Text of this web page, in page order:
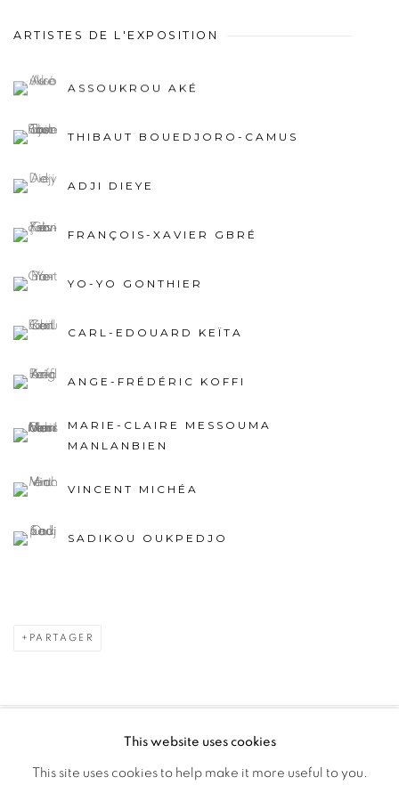
ARTISTES DE L'EXPOSITION
ASSOUKROU AKÉ
THIBAUT BOUEDJORO-CAMUS
ADJI DIEYE
FRANÇOIS-XAVIER GBRÉ
YO-YO GONTHIER
CARL-EDOUARD KEÏTA
ANGE-FRÉDÉRIC KOFFI
MARIE-CLAIRE MESSOUMA
MANLANBIEN
VINCENT MICHÉA
SADIKOU OUKPEDJO
PARTAGER
MANAGE COOKIES
COPYRIGHT © 2026 GALERIE CÉCILE FAKHOURY
This website uses cookies
This site uses cookies to help make it more useful to you.